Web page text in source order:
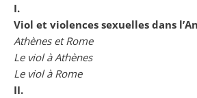
I.
Viol et violences sexuelles dans
Athènes et Rome
Le viol à Athènes
Le viol à Rome
II.